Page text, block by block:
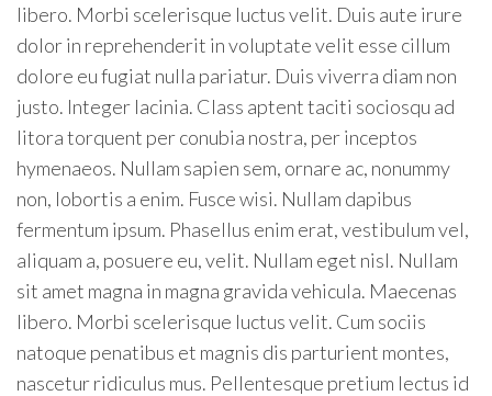
libero. Morbi scelerisque luctus velit. Duis aute irure
dolor in reprehenderit in voluptate velit esse cillum
dolore eu fugiat nulla pariatur. Duis viverra diam non
justo. Integer lacinia. Class aptent taciti sociosqu ad
litora torquent per conubia nostra, per inceptos
hymenaeos. Nullam sapien sem, ornare ac, nonummy
non, lobortis a enim. Fusce wisi. Nullam dapibus
fermentum ipsum. Phasellus enim erat, vestibulum vel,
aliquam a, posuere eu, velit. Nullam eget nisl. Nullam
sit amet magna in magna gravida vehicula. Maecenas
libero. Morbi scelerisque luctus velit. Cum sociis
natoque penatibus et magnis dis parturient montes,
nascetur ridiculus mus. Pellentesque pretium lectus id